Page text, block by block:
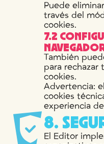
Puede
través del
cookies.
7.2
También
para rechazar
cookies.
Advertencia:
cookies
experiencia
8. SEGU
El Editor